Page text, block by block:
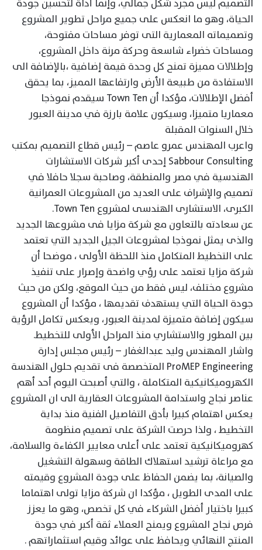
الحياة، وهو ما انعكس على جميع مراحل تطوير المشروع
وتصميماته المعمارية التى توفر مساحات مفتوحة،
ومساحات خضراء شاسعة وحركة مرنة داخل المشروع،
وإطلالات مميزة تمنح كل وحدة قيمة إضافية ،بالإضافة الى
الاستفادة من طبيعة الأرض وارتفاعها المميز، بما يحقق
أفضل الإطلالات، مؤكدا أن Town Ten سيقدم نموذجا
معماريا متميزا، وسيكون علامة بارزة في مدينة العبور
خلال السنوات المقبلة
واعرب المهندس عمرو عاصم – رئيس قطاع التصميم بمكتب
Sabbour Consulting إحدى أكبر شركات الاستشارات
الهندسية في مصر والمنطقة، وصاحبة سجلا حافلا في
تصميم والإشراف على العديد من المشروعات العمرانية
الكبرى، الاستشارى الهندسى لمشروع Town Ten.
عن سعادته بالتعاون مع شركة مزايا فى مشروعها الجديد
والذى يمثل نموذجا لمشروعات الجيل الجديد التي تعتمد
على التخطيط المتكامل منذ اللحظة الأولى ، موضحا أن
شركة مزايا تعتمد على رؤي واضحة وإصرار على تنفيذ
مشروع مختلف، ليس فقط من حيث الموقع، ولكن من حيث
جودة الحياة التي يستهدف تقديمها ، مؤكدا أن المشروع
سيكون إضافة متميزة لمدينة العبور، ويعكس تكامل الرؤية
بين المطور والاستشاري منذ المراحل الأولى للتخطيط.
واشار المهندس وليد عبدالغفار – رئيس مجلس إدارة
ProMEP Engineering المتخصصة فى تقديم حلول الهندسة
الكهروميكانيكية المتكاملة ، والتي أصبحت اليوم أحد أهم
عناصر نجاح واستدامة المشروعات العقارية الى ان المشروع
يعكس اهتمام كبيرا بأدق التفاصيل الفنية منذ بداية
التخطيط ، ولذا حرصت الشركة على تصميم منظومة
كهروميكانيكية تعتمد على أعلى معايير الكفاءة والسلامة،
مع مراعاة ترشيد استهلاك الطاقة وسهولة التشغيل
والصيانة، بما يضمن الحفاظ على جودة المشروع وقيمته
على المدى الطويل ، مؤكدا ان شركة مزايا تولى اهتماما
كبيرا باختيار أفضل الشركاء في كل تخصص، وهو ما يعزز
فرص نجاح المشروع ويمنح العملاء ثقة أكبر في جودة
المنتج النهائي ويحافظ على عوائد وقيم استثماراتهم .